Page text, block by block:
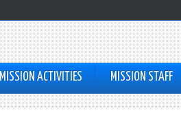
MISSION ACTIVITIES MISSION STAFF